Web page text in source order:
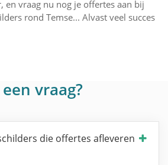
en vraag nu nog je offertes aan bij
rond Temse... Alvast veel succes
vraag?
die offertes afleveren